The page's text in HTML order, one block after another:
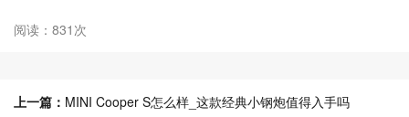
阅读：831次
上一篇： MINI Cooper S怎么样_这款经典小钢炮值得入手吗